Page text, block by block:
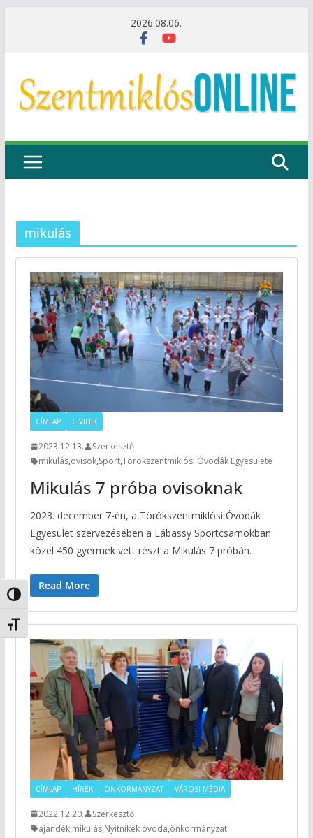
Nagy kontraszt váltása
Betűméret váltása
2026.08.06.
mikulás
CÍMLAP CIVILEK
2023.12.13.
Szerkesztő
mikulás,ovisok,Sport,Törökszentmiklósi Óvodák Egyesülete
Mikulás 7 próba ovisoknak
2023. december 7-én, a Törökszentmiklósi Óvodák
Egyesület szervezésében a Lábassy Sportcsarnokban
közel 450 gyermek vett részt a Mikulás 7 próbán.
Read More
CÍMLAP HÍREK ÖNKORMÁNYZAT VÁROSI MÉDIA
2022.12.20.
Szerkesztő
ajándék,mikulás,Nyitnikék óvoda,önkormányzat